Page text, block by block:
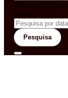
&&
'neves')
Pesquisa